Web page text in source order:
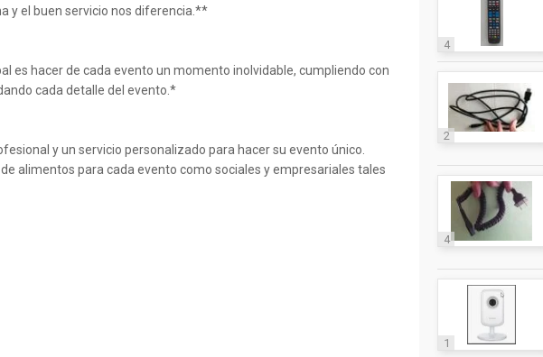
y el buen servicio nos diferencia.**
es hacer de cada evento un momento inolvidable, cumpliendo con
cada detalle del evento.*
y un servicio personalizado para hacer su evento único.
alimentos para cada evento como sociales y empresariales tales
4
2
4
1